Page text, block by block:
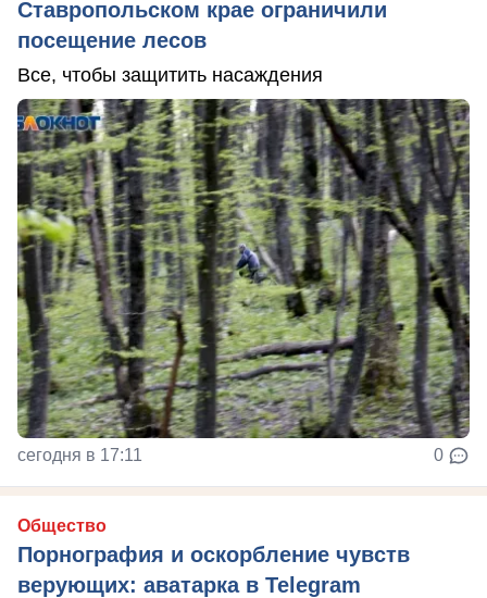
Ставропольском крае ограничили
посещение лесов
Все, чтобы защитить насаждения
сегодня в 17:11 0
Общество
Порнография и оскорбление чувств
верующих: аватарка в Telegram